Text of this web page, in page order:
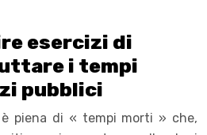
esercizi di
i tempi
pubblici
piena di « tempi morti » che,